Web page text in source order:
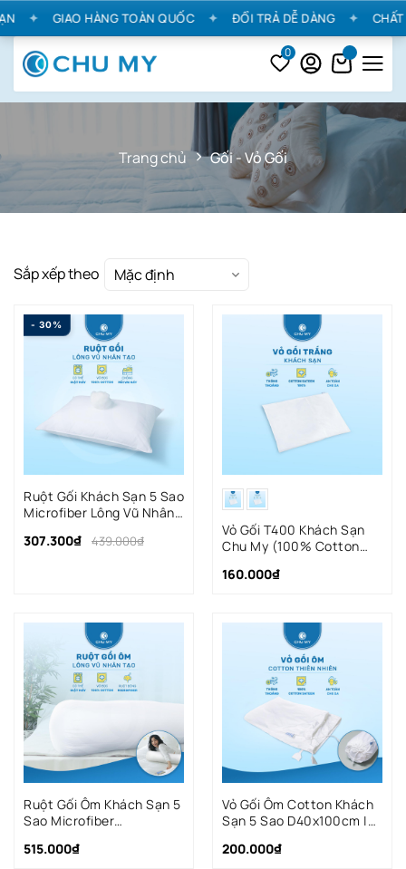
GIAO HÀNG TOÀN QUỐC ✦ ĐỔI TRẢ DỄ DÀNG ✦ CHẤT
0
Trang chủ Gối - Vỏ Gối
Sắp xếp theo Mặc định
- 30%
Ruột Gối Khách Sạn 5 Sao
Microfiber Lông Vũ Nhân
307.300₫ 439.000₫
Vỏ Gối T400 Khách Sạn
Chu My (100% Cotton
Đẳng Cấp
160.000₫
Ruột Gối Ôm Khách Sạn 5
Sao Microfiber
515.000₫
Vỏ Gối Ôm Cotton Khách
Sạn 5 Sao D40x100cm |
200.000₫